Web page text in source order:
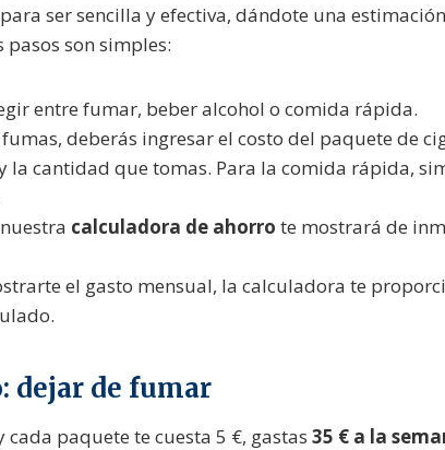
ser sencilla y efectiva, dándote una
son simples:
entre fumar, beber alcohol o comida rápida.
deberás ingresar el costo del paquete de
la cantidad que tomas. Para la comida rápida,
calculadora de ahorro te mostrará de
el gasto mensual, la calculadora te
dejar de fumar
paquete te cuesta 5 €, gastas 35 € a la